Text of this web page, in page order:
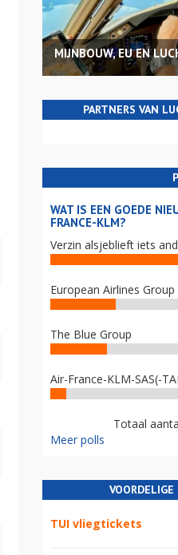
MIJNBOUW, EU EN
PARTNERS VAN
WAT IS EEN GOEDE
FRANCE-KLM?
Verzin alsjeblieft iets
European Airlines Group
The Blue Group
Air-France-KLM-SAS(-
Totaal
Meer polls
TUI vliegtickets